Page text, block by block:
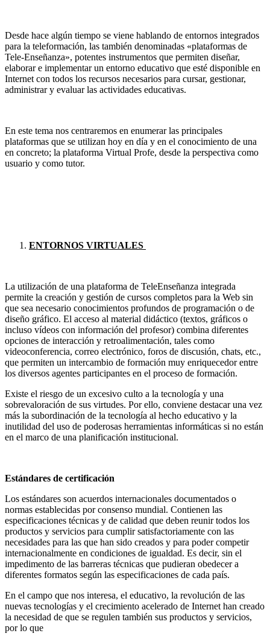
Desde hace algún tiempo se viene hablando de entornos integrados
para la teleformación, las también denominadas «plataformas de
Tele-Enseñanza», potentes instrumentos que permiten diseñar,
elaborar e implementar un entorno educativo que esté disponible en
Internet con todos los recursos necesarios para cursar, gestionar,
administrar y evaluar las actividades educativas.
En este tema nos centraremos en enumerar las principales
plataformas que se utilizan hoy en día y en el conocimiento de una
en concreto; la plataforma Virtual Profe, desde la perspectiva como
usuario y como tutor.
ENTORNOS VIRTUALES
La utilización de una plataforma de TeleEnseñanza integrada
permite la creación y gestión de cursos completos para la Web sin
que sea necesario conocimientos profundos de programación o de
diseño gráfico. El acceso al material didáctico (textos, gráficos o
incluso vídeos con información del profesor) combina diferentes
opciones de interacción y retroalimentación, tales como
videoconferencia, correo electrónico, foros de discusión, chats, etc.,
que permiten un intercambio de formación muy enriquecedor entre
los diversos agentes participantes en el proceso de formación.
Existe el riesgo de un excesivo culto a la tecnología y una
sobrevaloración de sus virtudes. Por ello, conviene destacar una vez
más la subordinación de la tecnología al hecho educativo y la
inutilidad del uso de poderosas herramientas informáticas si no están
en el marco de una planificación institucional.
Estándares de certificación
Los estándares son acuerdos internacionales documentados o
normas establecidas por consenso mundial. Contienen las
especificaciones técnicas y de calidad que deben reunir todos los
productos y servicios para cumplir satisfactoriamente con las
necesidades para las que han sido creados y para poder competir
internacionalmente en condiciones de igualdad. Es decir, sin el
impedimento de las barreras técnicas que pudieran obedecer a
diferentes formatos según las especificaciones de cada país.
En el campo que nos interesa, el educativo, la revolución de las
nuevas tecnologías y el crecimiento acelerado de Internet han creado
la necesidad de que se regulen también sus productos y servicios,
por lo que